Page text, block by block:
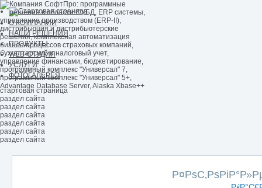
О КОМПАНИИ
НАШИ РЕШЕНИЯ
ПРОДУКТЫ
WEB-СТУДИЯ
УСЛУГИ
ФОТОГАЛЕРЕЯ
стартовая страница
раздел сайта
раздел сайта
раздел сайта
раздел сайта
раздел сайта
раздел сайта